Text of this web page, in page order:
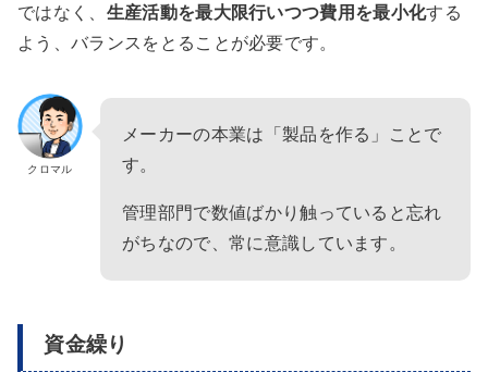
ではなく、 生産活動を最大限行いつつ費用を最小化する
よう、バランスをとることが必要です。
クロマル
メーカーの本業は「製品を作る」ことで
す。
管理部門で数値ばかり触っていると忘れ
がちなので、常に意識しています。
資金繰り